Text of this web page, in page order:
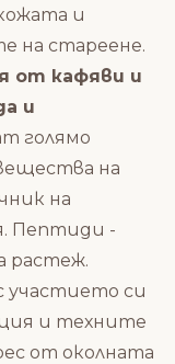
и
на стареене.
от кафяви и
и
голямо
на
на
Пептиди -
растеж.
участието си
и техните
от околната